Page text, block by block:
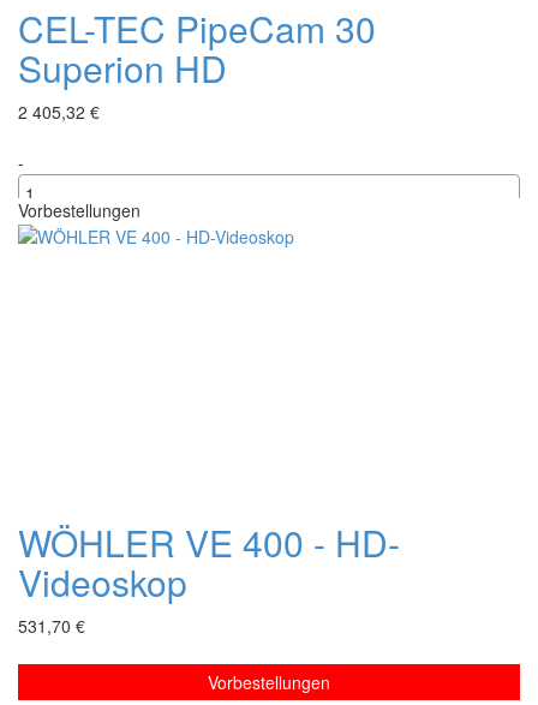
CEL-TEC PipeCam 30
Superion HD
2 405,32 €
-
+
Vorbestellungen
WÖHLER VE 400 - HD-
Videoskop
531,70 €
Vorbestellungen